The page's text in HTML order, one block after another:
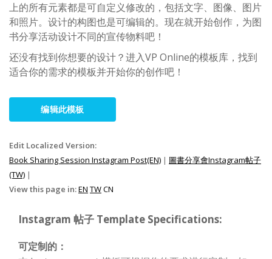
上的所有元素都是可自定义修改的，包括文字、图像、图片
和照片。设计的构图也是可编辑的。现在就开始创作，为图
书分享活动设计不同的宣传物料吧！
还没有找到你想要的设计？进入VP Online的模板库，找到
适合你的需求的模板并开始你的创作吧！
编辑此模板
Edit Localized Version:
Book Sharing Session Instagram Post(EN) | 圖書分享會Instagram帖子
(TW) |
View this page in:EN TWCN
Instagram 帖子 Template Specifications:
可定制的：